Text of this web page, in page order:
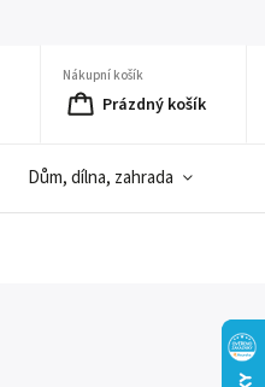
Nákupní košík
Prázdný košík
Dům, dílna, zahrada